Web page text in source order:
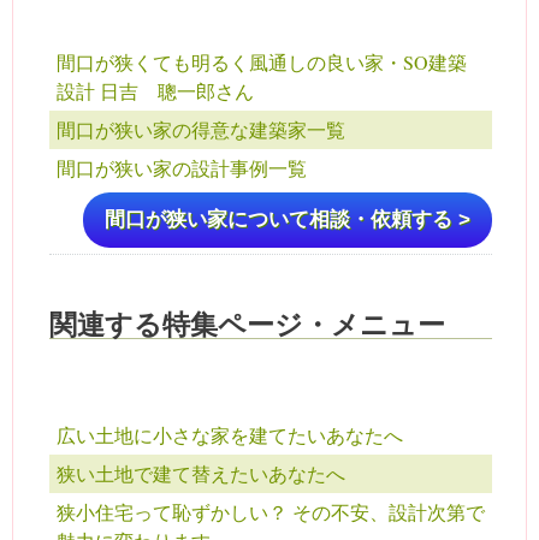
間口が狭くても明るく風通しの良い家・SO建築
設計 日吉 聰一郎さん
間口が狭い家の得意な建築家一覧
間口が狭い家の設計事例一覧
間口が狭い家について相談・依頼する >
関連する特集ページ・メニュー
広い土地に小さな家を建てたいあなたへ
狭い土地で建て替えたいあなたへ
狭小住宅って恥ずかしい？ その不安、設計次第で